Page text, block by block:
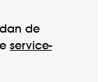
de
service­